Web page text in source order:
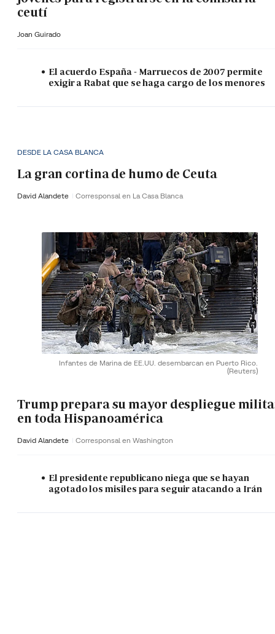
ceutí
Joan Guirado
El acuerdo España - Marruecos de 2007 permite
exigir a Rabat que se haga cargo de los menores
DESDE LA CASA BLANCA
La gran cortina de humo de Ceuta
David Alandete Corresponsal en La Casa Blanca
Infantes de Marina de EE.UU. desembarcan en Puerto Rico.
(Reuters)
Trump prepara su mayor despliegue
en toda Hispanoamérica
David Alandete Corresponsal en Washington
El presidente republicano niega que se hayan
agotado los misiles para seguir atacando a Irán